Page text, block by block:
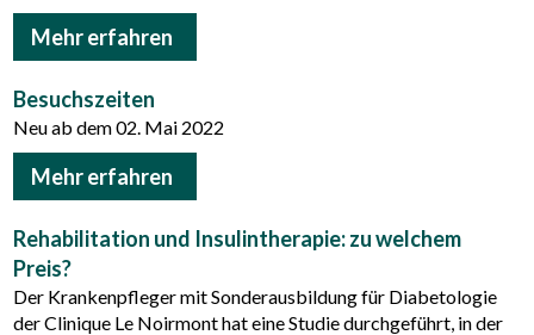
Mehr erfahren
Besuchszeiten
Neu ab dem 02. Mai 2022
Mehr erfahren
Rehabilitation und Insulintherapie: zu welchem
Preis?
Der Krankenpfleger mit Sonderausbildung für Diabetologie
der Clinique Le Noirmont hat eine Studie durchgeführt, in der